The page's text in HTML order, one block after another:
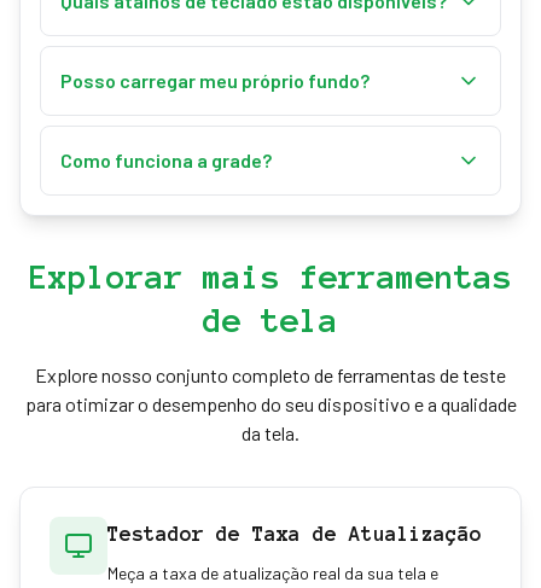
"F" para tela cheia, setas para mudar cores, "R" para
redefinir, "D" para baixar, "G" para grade. "Esc" para
Posso carregar meu próprio fundo?
Sim! Use "Carregar seu próprio fundo" para definir
qualquer imagem como fundo. Formatos
Como funciona a grade?
fornece uma sobreposição de 40×40 pixels para
alinhamento e medição.
Explorar mais ferramentas
de tela
Explore nosso conjunto completo de ferramentas de teste
para otimizar o desempenho do seu dispositivo e a qualidade
da tela.
Testador de Taxa de Atualização
Meça a taxa de atualização real da sua tela e